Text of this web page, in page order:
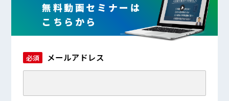
無料動画セミナーは
こちらから
メールアドレス
必須